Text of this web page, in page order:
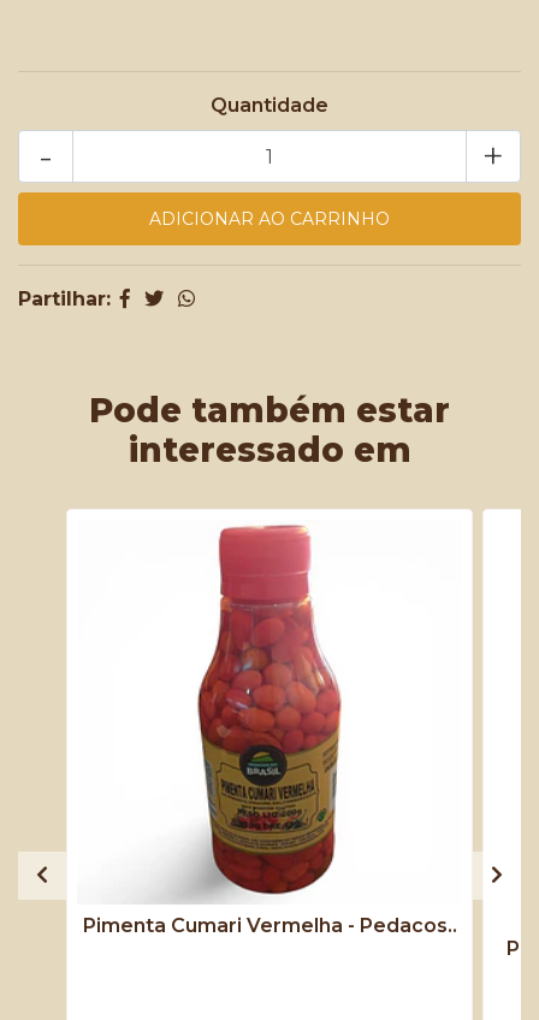
Quantidade
+
-
Partilhar:
Pode também estar
interessado em
Pimenta Cumari Vermelha - Pedacos..